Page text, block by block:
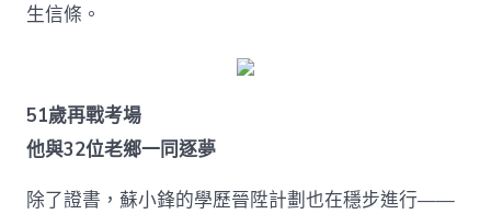
生信條。
51歲再戰考場
他與32位老鄉一同逐夢
除了證書，蘇小鋒的學歷晉陞計劃也在穩步進行——